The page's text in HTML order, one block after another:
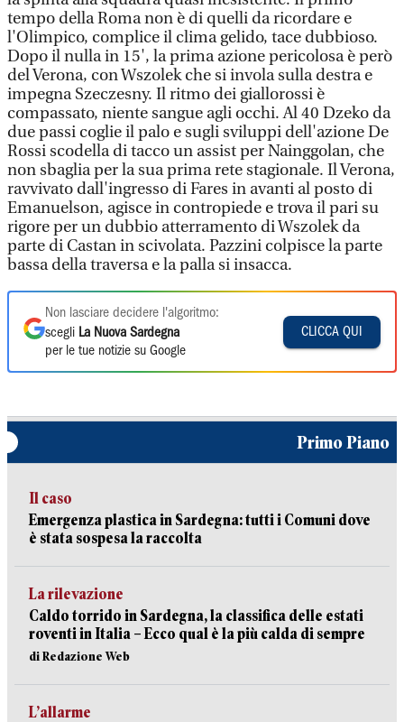
tempo della Roma non è di quelli da ricordare e
l'Olimpico, complice il clima gelido, tace dubbioso.
Dopo il nulla in 15', la prima azione pericolosa è però
del Verona, con Wszolek che si invola sulla destra e
impegna Szeczesny. Il ritmo dei giallorossi è
compassato, niente sangue agli occhi. Al 40 Dzeko da
due passi coglie il palo e sugli sviluppi dell'azione De
Rossi scodella di tacco un assist per Nainggolan, che
non sbaglia per la sua prima rete stagionale. Il Verona,
ravvivato dall'ingresso di Fares in avanti al posto di
Emanuelson, agisce in contropiede e trova il pari su
rigore per un dubbio atterramento di Wszolek da
parte di Castan in scivolata. Pazzini colpisce la parte
bassa della traversa e la palla si insacca.
Non lasciare decidere l'algoritmo:
scegli La Nuova Sardegna
per le tue notizie su Google
CLICCA QUI
Primo Piano
Il caso
Emergenza plastica in Sardegna: tutti i Comuni dove
è stata sospesa la raccolta
La rilevazione
Caldo torrido in Sardegna, la classifica delle estati
roventi in Italia – Ecco qual è la più calda di sempre
di Redazione Web
L’allarme